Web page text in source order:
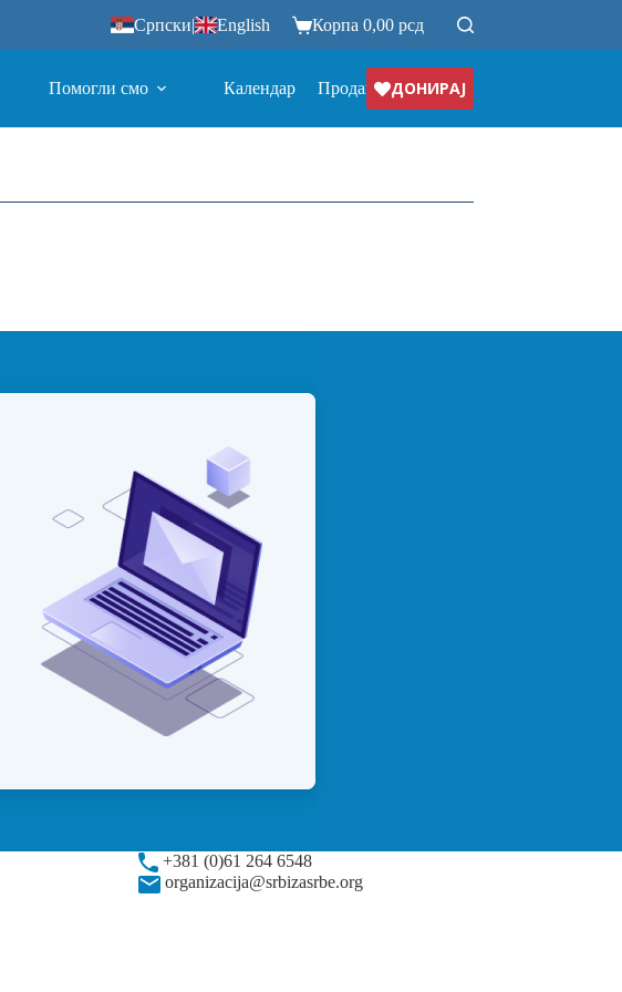
Српски| English Корпа 0,00 рсд
Помогли смо Календар ПродавницаДОНИРАЈ
+381 (0)61 264 6548
organizacija@srbizasrbe.org